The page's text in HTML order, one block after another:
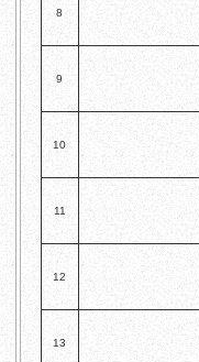
8
9
10
11
12
13